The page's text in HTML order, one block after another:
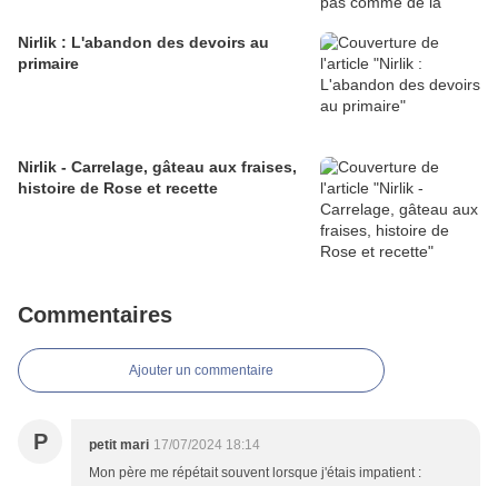
Nirlik : L'abandon des devoirs au
primaire
Nirlik - Carrelage, gâteau aux fraises,
histoire de Rose et recette
Commentaires
Ajouter un commentaire
P petit mari 17/07/2024 18:14
Mon père me répétait souvent lorsque j'étais impatient :